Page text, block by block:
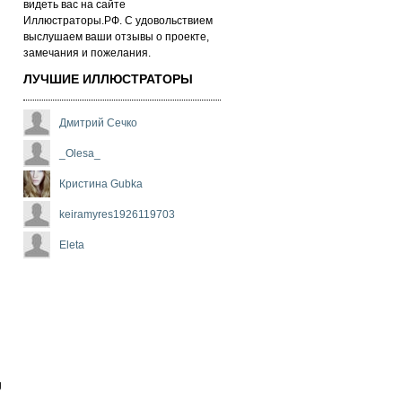
ви­деть вас на сай­те
Иллюстраторы.РФ. С удо­воль­стви­ем
выс­лу­ша­ем ва­ши от­зы­вы о про­ек­те,
за­ме­ча­ни­я и по­же­ла­ни­я.
ЛУЧШИЕ ИЛЛЮСТРАТОРЫ
Дмитрий Сечко
_Olesa_
Кристина Gubka
keiramyres1926119703
Eleta